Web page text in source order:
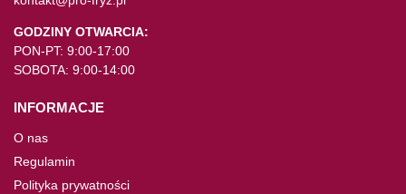
GODZINY OTWARCIA:
PON-PT: 9:00-17:00
SOBOTA: 9:00-14:00
INFORMACJE
O nas
Regulamin
Polityka prywatności